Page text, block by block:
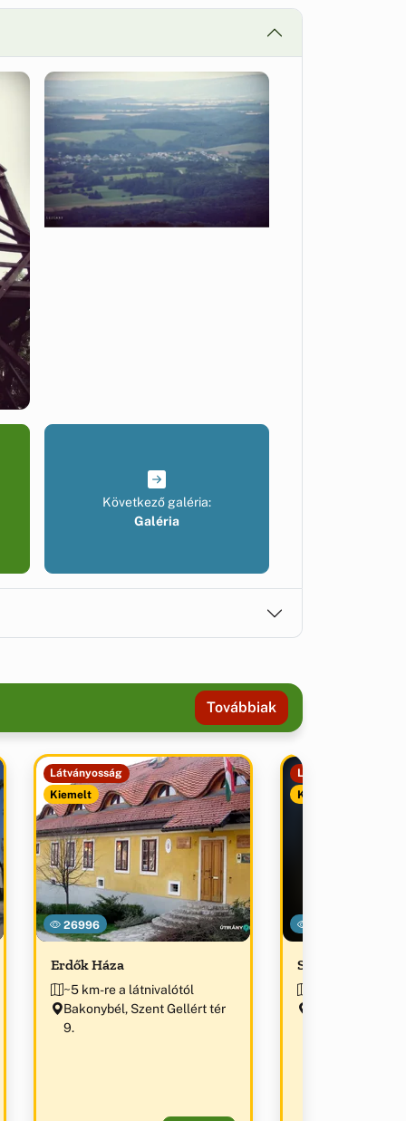
Következő galéria:
Galéria
Továbbiak
26996
Látványosság
Kiemelt
Erdők Háza
~5 km-re a látnivalótól
Bakonybél, Szent Gellért tér
9.
Látványosság
Kiemelt
Szent